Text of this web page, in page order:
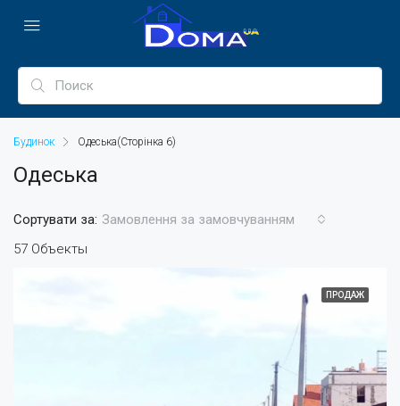
Будинок Одеська(Сторінка 6)
Одеська
57 Объекты
Сортувати за: Замовлення за замовчуванням
ПРОДАЖ